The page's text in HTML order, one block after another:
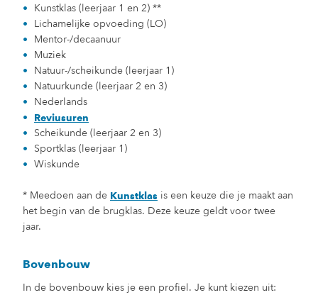
Kunstklas (leerjaar 1 en 2) **
Lichamelijke opvoeding (LO)
Mentor-/decaanuur
Muziek
Natuur-/scheikunde (leerjaar 1)
Natuurkunde (leerjaar 2 en 3)
Nederlands
Reviusuren
Scheikunde (leerjaar 2 en 3)
Sportklas (leerjaar 1)
Wiskunde
* Meedoen aan de Kunstklas is een keuze die je maakt aan
het begin van de brugklas. Deze keuze geldt voor twee
jaar.
Bovenbouw
In de bovenbouw kies je een profiel. Je kunt kiezen uit: